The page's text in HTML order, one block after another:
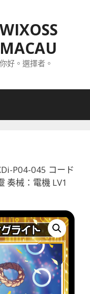
WIXOSS
MACAU
你好。選擇者。
P04-045 コード
奏械：電機 LV1